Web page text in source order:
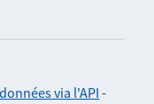
via l'API -